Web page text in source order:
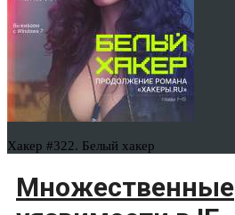
Хакер #322. Белый хакер
Множественные